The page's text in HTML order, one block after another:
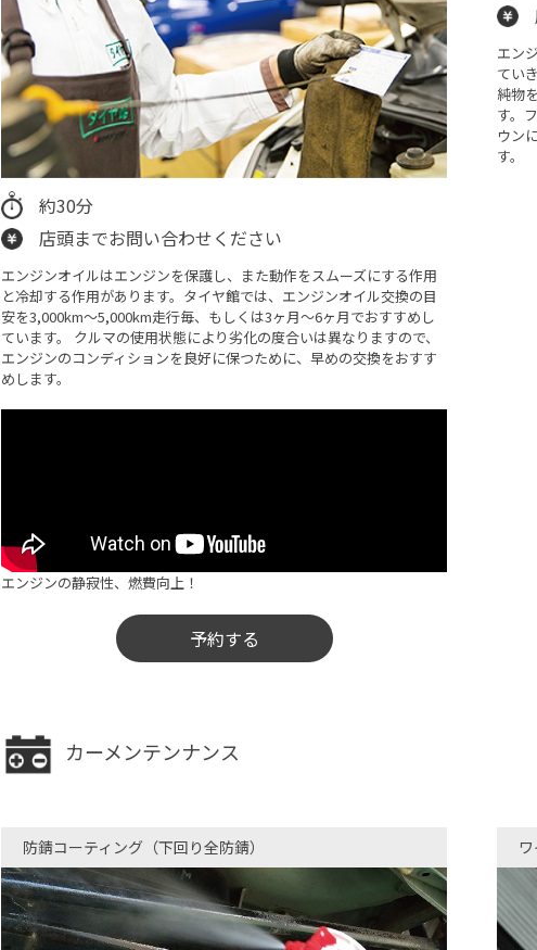
約30分
店頭までお問い合わせください
エンジンオイルはエンジンを保護し、また動作をスムーズにする作用
と冷却する作用があります。タイヤ館では、エンジンオイル交換の目
安を3,000km～5,000km走行毎、もしくは3ヶ月〜6ヶ月でおすすめし
ています。 クルマの使用状態により劣化の度合いは異なりますので、
エンジンのコンディションを良好に保つために、早めの交換をおすす
めします。
エンジンの静寂性、燃費向上！
予約する
エン
てい
純物
す。
ウン
す。
カーメンテンナンス
防錆コーティング（下回り全防錆）​